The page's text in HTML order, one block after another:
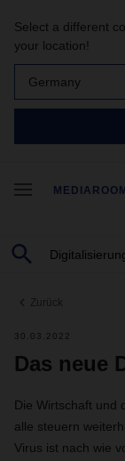
Select a different
your location!
Germany
MEDIAROOM
Zurück
30.03.2022
Das neue
Die Wirtschaft und
alle steuern
Virus ist nach wie